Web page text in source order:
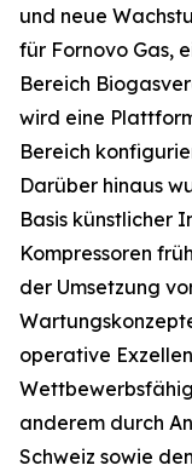
und neue
für Fornovo Gas,
Bereich
wird eine
Bereich
Darüber hinaus
Basis künstlicher
Kompressoren
der Umsetzung
operative
anderem durch
Schweiz sowie